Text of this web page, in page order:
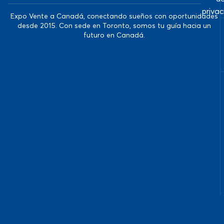
Expo Vente a Canadá, conectando sueños con oportunidades
desde 2015. Con sede en Toronto, somos tu guía hacia un
futuro en Canadá.